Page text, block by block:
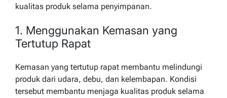
kualitas produk selama penyimpanan.
1. Menggunakan Kemasan yang
Tertutup Rapat
Kemasan yang tertutup rapat membantu melindungi
produk dari udara, debu, dan kelembapan. Kondisi
tersebut membantu menjaga kualitas produk selama